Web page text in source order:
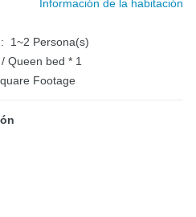
Información de la habitación
1~2 Persona(s)
Queen bed * 1
Footage